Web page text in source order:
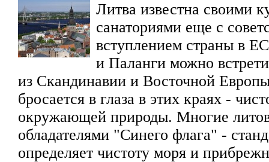
Литва известна своими
санаториями еще с
вступлением страны в
и Паланги можно
из Скандинавии и Восточной
бросается в глаза в этих краях -
окружающей природы. Многие
обладателями "Синего флага" -
определяет чистоту моря и